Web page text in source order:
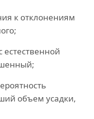
к отклонениям
естественной
объем усадки,